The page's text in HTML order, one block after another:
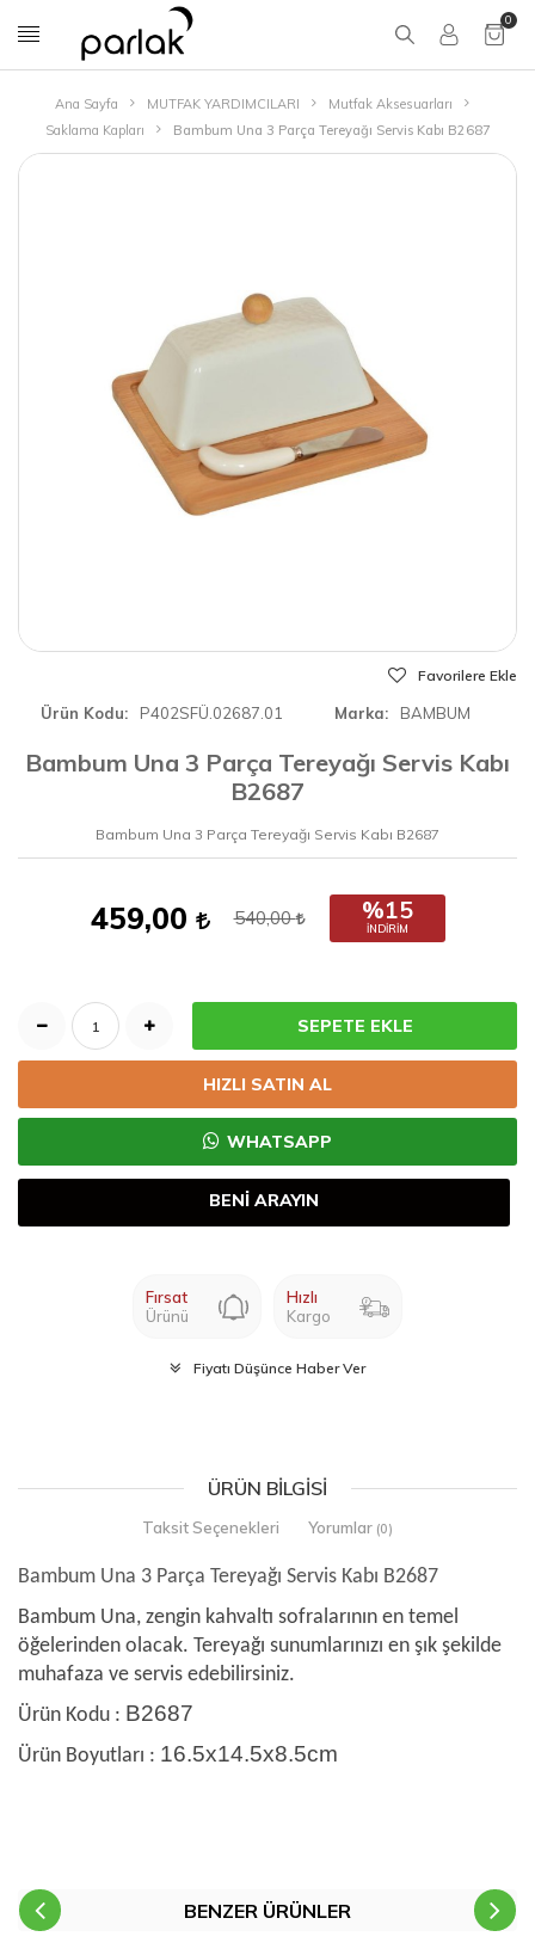
0
Ana Sayfa MUTFAK YARDIMCILARI
Mutfak Aksesuarları
Saklama Kapları
Bambum Una 3 Parça Tereyağı Servis Kabı B2687
Favorilere Ekle
Ürün Kodu P402SFÜ.02687.01 Marka BAMBUM
Bambum Una 3 Parça Tereyağı Servis Kabı
B2687
Bambum Una 3 Parça Tereyağı Servis Kabı B2687
459,00 540,00 %15
İNDIRIM
SEPETE EKLE
HIZLI SATIN AL
WHATSAPP
BENİ ARAYIN
Fırsat
Ürünü
Hızlı
Kargo
Fiyatı Düşünce Haber Ver
ÜRÜN BILGISI
Taksit Seçenekleri Yorumlar (0)
Bambum Una 3 Parça Tereyağı Servis Kabı B2687
Bambum Una, zengin kahvaltı sofralarının en temel
öğelerinden olacak. Tereyağı sunumlarınızı en şık şekilde
muhafaza ve servis edebilirsiniz.
Ürün Kodu : B2687
Ürün Boyutları : 16.5x14.5x8.5cm
BENZER ÜRÜNLER